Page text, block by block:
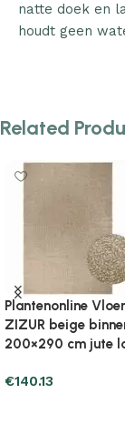
natte doek en
houdt geen
Related
Plantenonline
ZIZUR binnen
100×200 cm jute
€85.25